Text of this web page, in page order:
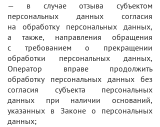
— в случае отзыва субъектом
персональных данных согласия
на обработку персональных данных,
а также, направления обращения
с требованием о прекращении
обработки персональных данных,
Оператор вправе продолжить
обработку персональных данных без
согласия субъекта персональных
данных при наличии оснований,
указанных в Законе о персональных
данных;